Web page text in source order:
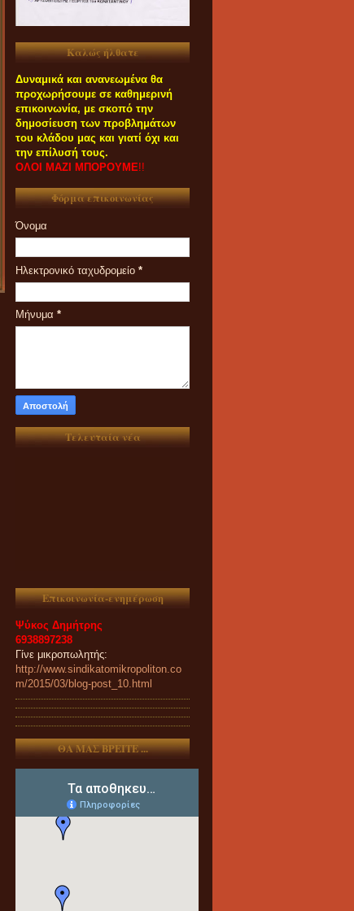
Καλώς ήλθατε
Δυναμικά και ανανεωμένα θα
προχωρήσουμε σε καθημερινή
επικοινωνία, με σκοπό την
δημοσίευση των προβλημάτων
του κλάδου μας και γιατί όχι και
την επίλυσή τους.
ΟΛΟΙ ΜΑΖΙ ΜΠΟΡΟΥΜΕ!!
Φόρμα επικοινωνίας
Όνομα
Ηλεκτρονικό ταχυδρομείο *
Μήνυμα *
Τελευταία νέα
ΣΥΜΜΕΤΟΧΗ ΤΟΥΣ ΣΤΑ
ΠΑΝΗΓΥΡΙΑ ΚΑΙ ΠΑZΑΡΙΑ ΤΟΥ
2023 ΠΑΡΑΚΑΛΟΥΝΤΑΙ ΟΠΩΣ
ΕΠΙΚΟΙΝΩΝΟΥΝ
ΑΠΟΚΛΕΙΣΤΙΚΑ ΚΑΙ ΜΟΝΟ
ΤΗΛΕΦΩΝΙΚΑ ΜΕ ΤΗ
ΓΡΑΜΜΑΤΕΙΑ ΜΑΣ.
Επικοινωνία-ενημέρωση
Ψύκος Δημήτρης
6938897238
Γίνε μικροπωλητής:
http://www.sindikatomikropoliton.co
m/2015/03/blog-post_10.html
ΘΑ ΜΑΣ ΒΡΕΙΤΕ ...